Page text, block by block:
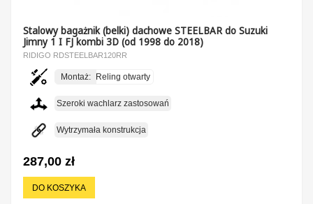
Stalowy bagażnik (belki) dachowe STEELBAR do Suzuki
Jimny 1 I FJ kombi 3D (od 1998 do 2018)
RIDIGO RDSTEELBAR120RR
Montaż: Reling otwarty
Szeroki wachlarz zastosowań
Wytrzymała konstrukcja
287,00 zł
DO KOSZYKA